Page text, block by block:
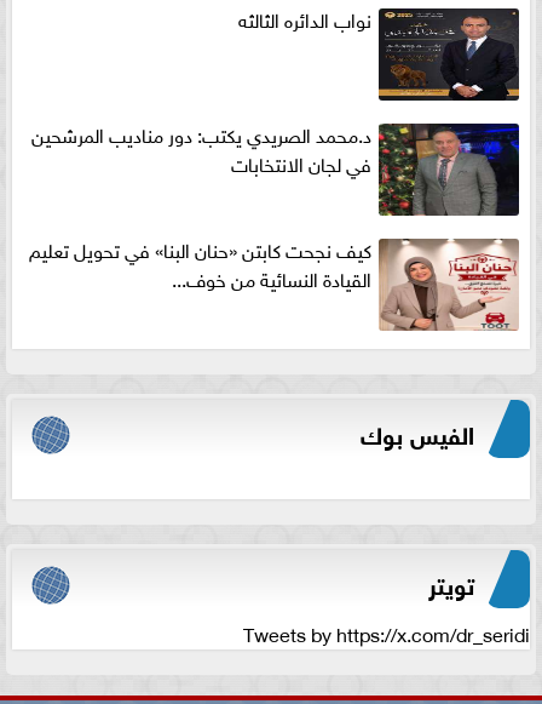
نواب الدائره الثالثه
د.محمد الصريدي يكتب: دور مناديب المرشحين
في لجان الانتخابات
كيف نجحت كابتن «حنان البنا» في تحويل تعليم
القيادة النسائية من خوف...
الفيس بوك
تويتر
Tweets by https://x.com/dr_seridi